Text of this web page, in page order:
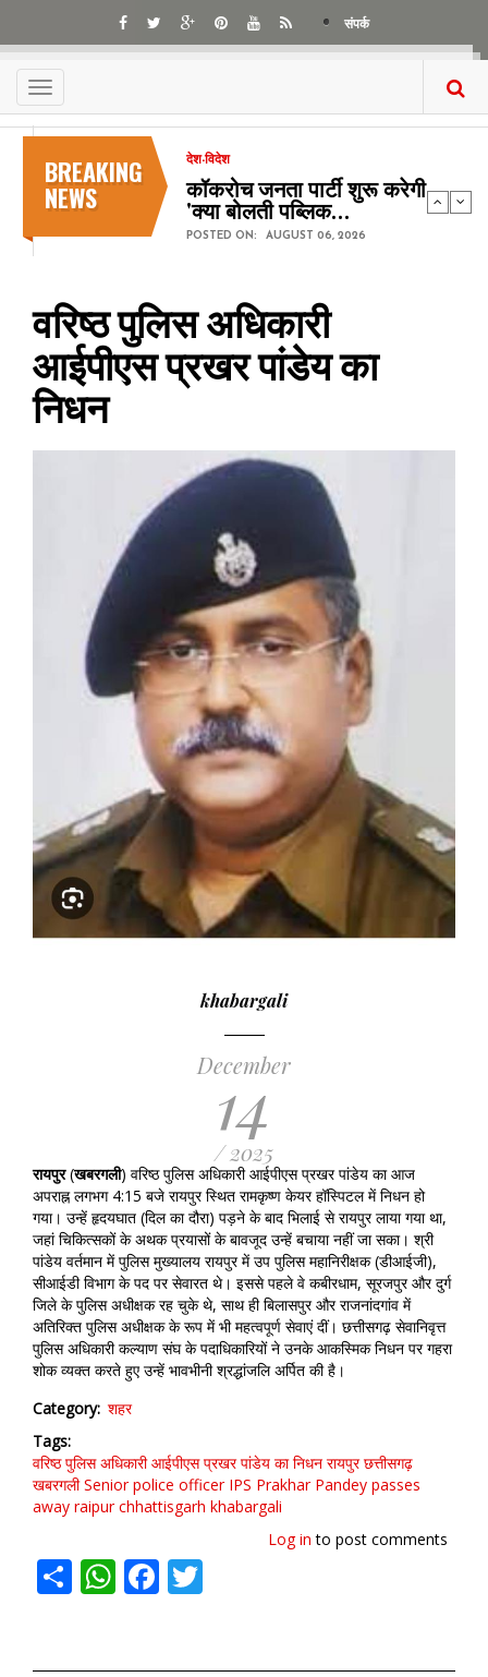
main
content
संपर्क
Toggle
navigation
BREAKING
NEWS
देश-विदेश
कॉकरोच जनता पार्टी शुरू करेगी
'क्या बोलती पब्लिक…
POSTED ON: AUGUST 06, 2026
वरिष्ठ पुलिस अधिकारी
आईपीएस प्रखर पांडेय का
निधन
khabargali
December
14
/ 2025
रायपुर(खबरगली) वरिष्ठ पुलिस अधिकारी आईपीएस प्रखर पांडेय का आज
अपराह्न लगभग 4:15 बजे रायपुर स्थित रामकृष्ण केयर हॉस्पिटल में निधन हो
गया। उन्हें हृदयघात (दिल का दौरा) पड़ने के बाद भिलाई से रायपुर लाया गया था,
जहां चिकित्सकों के अथक प्रयासों के बावजूद उन्हें बचाया नहीं जा सका। श्री
पांडेय वर्तमान में पुलिस मुख्यालय रायपुर में उप पुलिस महानिरीक्षक (डीआईजी),
सीआईडी विभाग के पद पर सेवारत थे। इससे पहले वे कबीरधाम, सूरजपुर और दुर्ग
जिले के पुलिस अधीक्षक रह चुके थे, साथ ही बिलासपुर और राजनांदगांव में
अतिरिक्त पुलिस अधीक्षक के रूप में भी महत्वपूर्ण सेवाएं दीं। छत्तीसगढ़ सेवानिवृत्त
पुलिस अधिकारी कल्याण संघ के पदाधिकारियों ने उनके आकस्मिक निधन पर गहरा
शोक व्यक्त करते हुए उन्हें भावभीनी श्रद्धांजलि अर्पित की है।
Category शहर
Tags
वरिष्ठ पुलिस अधिकारी आईपीएस प्रखर पांडेय का निधन रायपुर छत्तीसगढ़
खबरगली Senior police officer IPS Prakhar Pandey passes
away raipur chhattisgarh khabargali
Log in to post comments
ShareWhatsApp
Facebook